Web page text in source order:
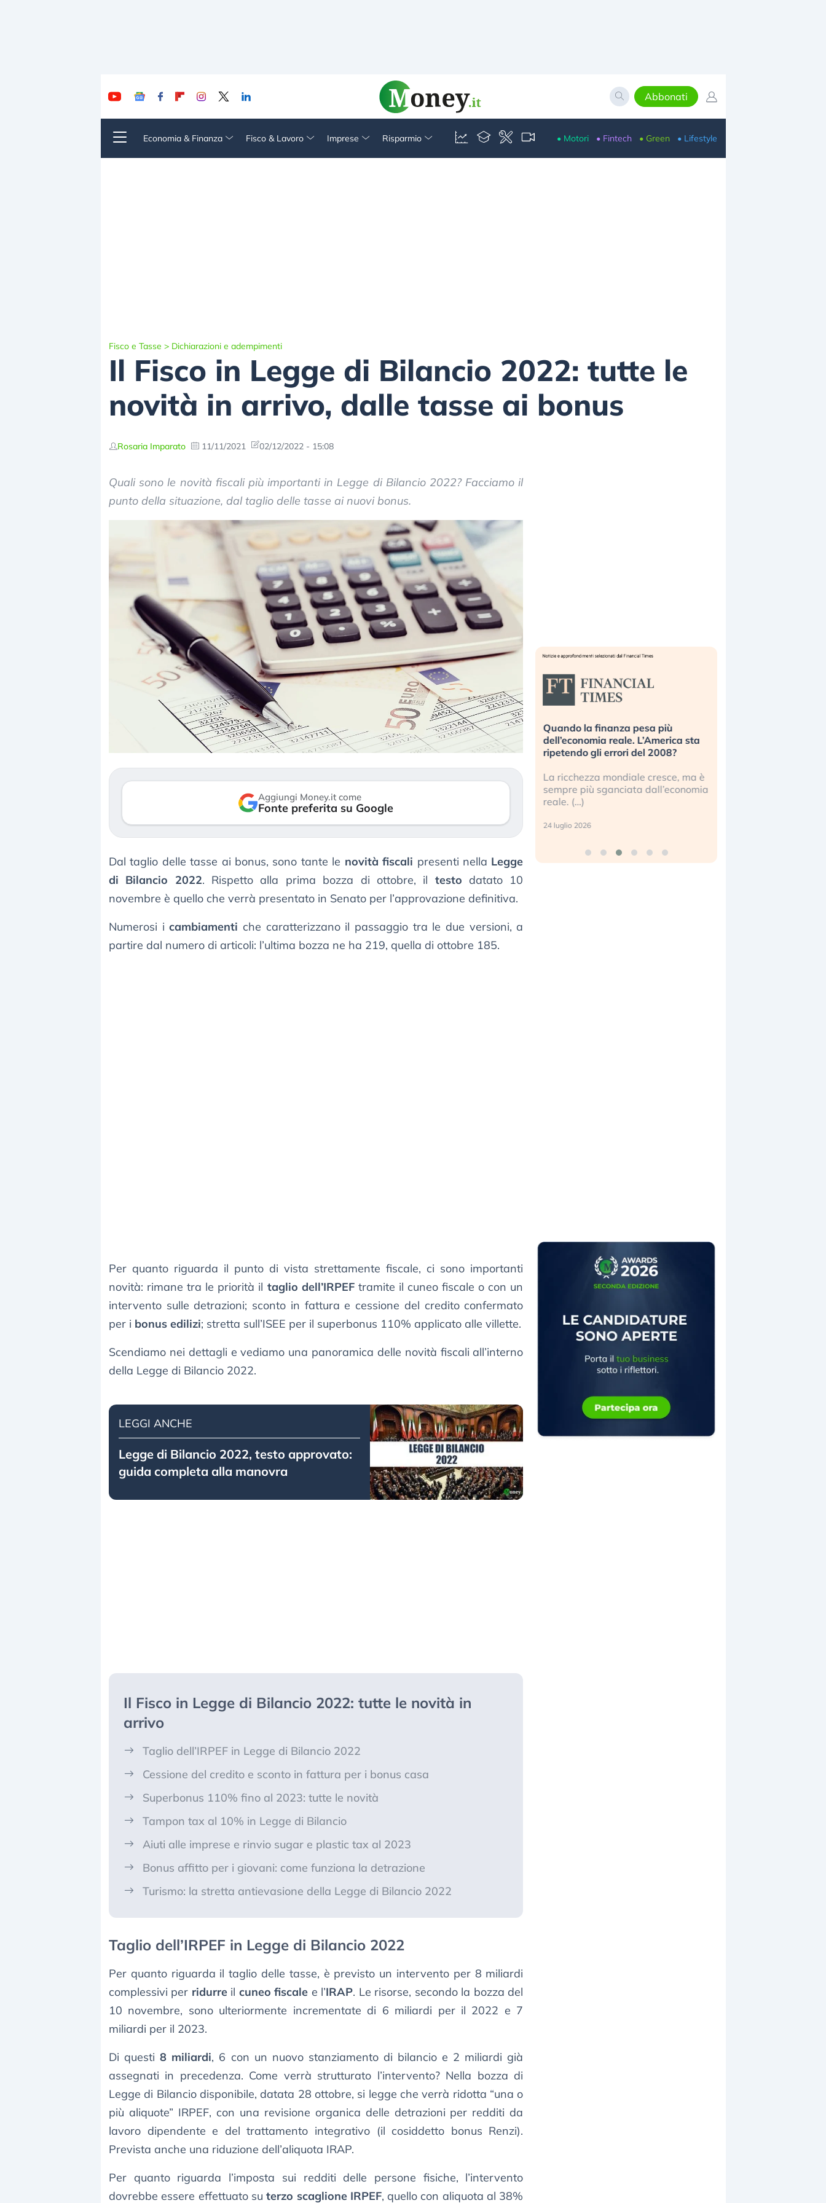
Abbonati
Economia & Finanza Fisco & Lavoro Imprese Risparmio • Motori • Fintech • Green • Lifestyle
Fisco e Tasse > Dichiarazioni e adempimenti
Il Fisco in Legge di Bilancio 2022: tutte le
novità in arrivo, dalle tasse ai bonus
Rosaria Imparato 11/11/2021 02/12/2022 - 15:08
Quali sono le novità fiscali più importanti in Legge di Bilancio 2022? Facciamo il
punto della situazione, dal taglio delle tasse ai nuovi bonus.
Aggiungi Money.it come
Fonte preferita su Google
Dal taglio delle tasse ai bonus, sono tante le novità fiscali presenti nella Legge
di Bilancio 2022. Rispetto alla prima bozza di ottobre, il testo datato 10
novembre è quello che verrà presentato in Senato per l’approvazione definitiva.
Numerosi icambiamenti che caratterizzano il passaggio tra le due versioni, a
partire dal numero di articoli: l’ultima bozza ne ha 219, quella di ottobre 185.
Per quanto riguarda il punto di vista strettamente fiscale, ci sono importanti
novità: rimane tra le priorità il taglio dell’IRPEFtramite il cuneo fiscale o con un
intervento sulle detrazioni; sconto in fattura e cessione del credito confermato
per i bonus edilizi; stretta sull’ISEE per il superbonus 110% applicato alle villette.
Scendiamo nei dettagli e vediamo una panoramica delle novità fiscali all’interno
della Legge di Bilancio 2022.
LEGGI ANCHE
Legge di Bilancio 2022, testo approvato:
guida completa alla manovra
Il Fisco in Legge di Bilancio 2022: tutte le novità in
arrivo
Taglio dell’IRPEF in Legge di Bilancio 2022
Cessione del credito e sconto in fattura per i bonus casa
Superbonus 110% fino al 2023: tutte le novità
Tampon tax al 10% in Legge di Bilancio
Aiuti alle imprese e rinvio sugar e plastic tax al 2023
Bonus affitto per i giovani: come funziona la detrazione
Turismo: la stretta antievasione della Legge di Bilancio 2022
Taglio dell’IRPEF in Legge di Bilancio 2022
Per quanto riguarda il taglio delle tasse, è previsto un intervento per 8 miliardi
complessivi per ridurreil cuneo fiscale e l’IRAP. Le risorse, secondo la bozza del
10 novembre, sono ulteriormente incrementate di 6 miliardi per il 2022 e 7
miliardi per il 2023.
Di questi8 miliardi, 6 con un nuovo stanziamento di bilancio e 2 miliardi già
assegnati in precedenza. Come verrà strutturato l’intervento? Nella bozza di
Legge di Bilancio disponibile, datata 28 ottobre, si legge che verrà ridotta “una o
più aliquote” IRPEF, con una revisione organica delle detrazioni per redditi da
lavoro dipendente e del trattamento integrativo (il cosiddetto bonus Renzi).
Prevista anche una riduzione dell’aliquota IRAP.
Per quanto riguarda l’imposta sui redditi delle persone fisiche, l’intervento
dovrebbe essere effettuato suterzo scaglione IRPEF, quello con aliquota al 38%
Dalle valutazioni estreme alla
correzione. Cosa sta guidando il
repricing degli asset?
3 agosto 2026
«La mia vita è rovinata». Investitori
in preda al panico dopo lo scoppio
della bolla AI
Kospi, mentre gli investitori retail (…)
30 luglio 2026
Quando la finanza pesa più
dell’economia reale. L’America sta
ripetendo gli errori del 2008?
La ricchezza mondiale cresce, ma è
sempre più sganciata dall’economia
reale. (…)
24 luglio 2026